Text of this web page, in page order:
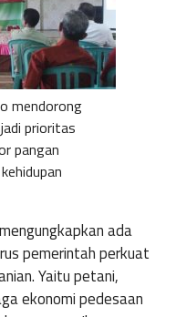
mendorong
prioritas
pangan
mengungkapkan ada
pemerintah perkuat
.Yaitu petani,
ekonomi pedesaan